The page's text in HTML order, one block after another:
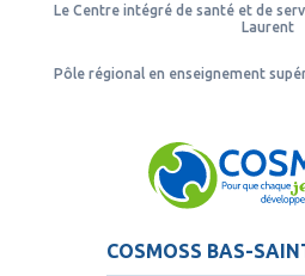
Le Centre intégré de santé et de
Laurent
Pôle régional en enseignement
COSMOSS BAS-